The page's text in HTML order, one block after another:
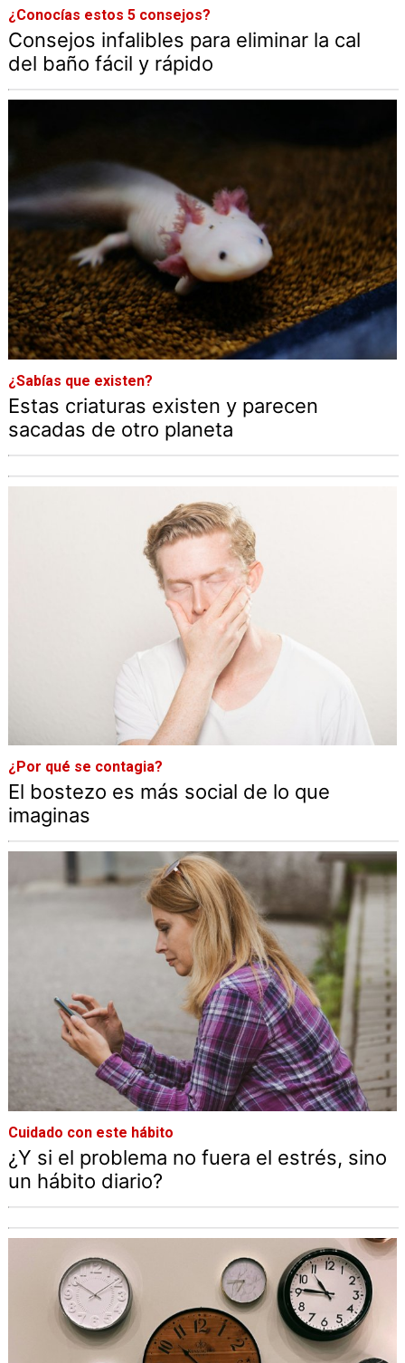
¿Conocías estos 5 consejos?
Consejos infalibles para eliminar la cal
del baño fácil y rápido
¿Sabías que existen?
Estas criaturas existen y parecen
sacadas de otro planeta
¿Por qué se contagia?
El bostezo es más social de lo que
imaginas
Cuidado con este hábito
¿Y si el problema no fuera el estrés, sino
un hábito diario?